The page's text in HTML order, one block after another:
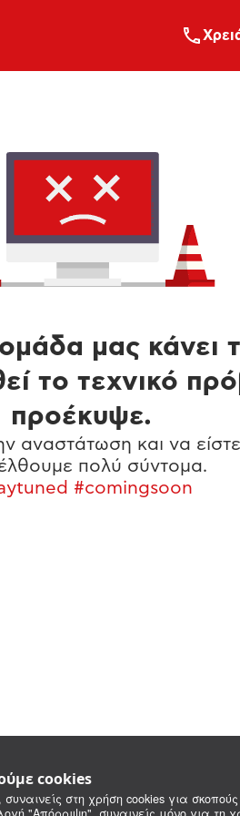
cookies
στη χρήση cookies για σκοπούς
μας κάνει
το τεχνικό
προέκυψε.
αναστάτωση και να είστε
πολύ σύντομα.
#comingsoon